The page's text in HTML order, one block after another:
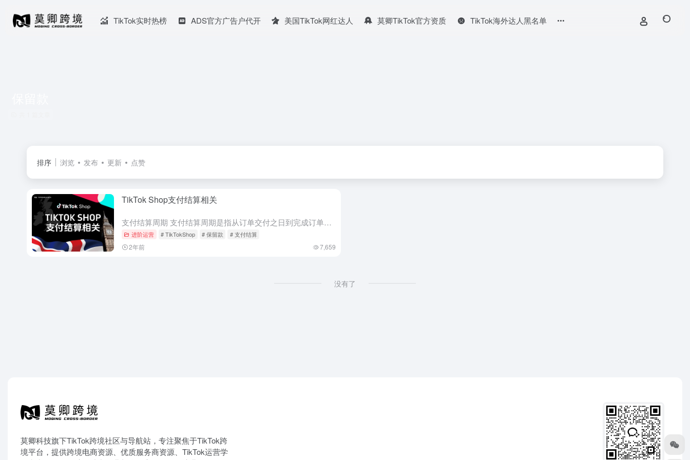
TikTok实时热榜 ADS官方广告户代开 美国TikTok网红达人 莫卿TikTok官方资质 TikTok海外达人黑名单
排序 浏览 发布 更新 点赞
TikTok Shop支付结算相关
支付结算周期 支付结算周期是指从订单交付之日到完成订单后资金释放到卖家账户所需的时间。TikTok Shop 提供以下三种支付结算周期： 标准结算周期为15天。 较短结算周期为3天。 延长结算周期为3...
进阶运营 # TikTokShop # 保留款 # 支付结算
2年前 7,659
没有了
莫卿科技旗下TikTok跨境社区与导航站，专注聚焦于TikTok跨
境平台，提供跨境电商资源、优质服务商资源、TikTok运营学